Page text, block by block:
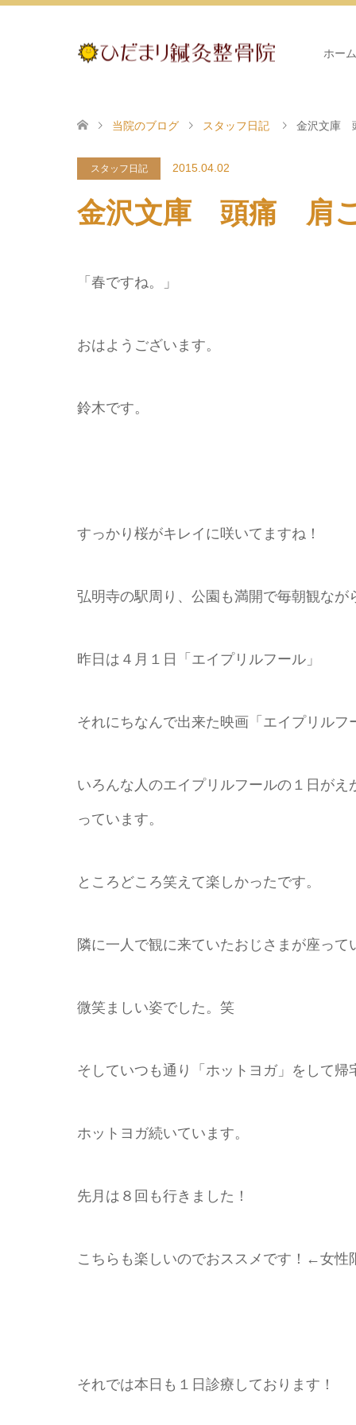
ホーム
当院のブログ スタッフ日記 金沢文庫
スタッフ日記 2015.04.02
金沢文庫 頭痛 肩
「春ですね。」
おはようございます。
鈴木です。
すっかり桜がキレイに咲いてますね！
弘明寺の駅周り、公園も満開で毎朝観なが
昨日は４月１日「エイプリルフール」
それにちなんで出来た映画「エイプリルフ
いろんな人のエイプリルフールの１日が
っています。
ところどころ笑えて楽しかったです。
隣に一人で観に来ていたおじさまが座っ
微笑ましい姿でした。笑
そしていつも通り「ホットヨガ」をして帰
ホットヨガ続いています。
先月は８回も行きました！
こちらも楽しいのでおススメです！←女
それでは本日も１日診療しております！